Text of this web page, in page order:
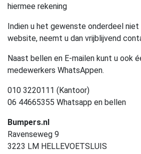
hiermee rekening
Indien u het gewenste onderdeel
website, neemt u dan vrijblijvend
Naast bellen en E-mailen kunt u ook
medewerkers WhatsAppen.
010 3220111 (Kantoor)
06 44665355 Whatsapp en bellen
Bumpers.nl
Ravenseweg 9
3223 LM HELLEVOETSLUIS